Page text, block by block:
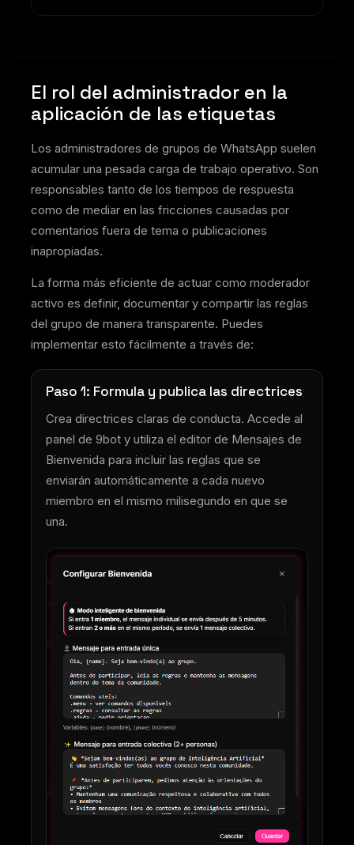
El rol del administrador en la
aplicación de las etiquetas
Los administradores de grupos de WhatsApp suelen
acumular una pesada carga de trabajo operativo. Son
responsables tanto de los tiempos de respuesta
como de mediar en las fricciones causadas por
comentarios fuera de tema o publicaciones
inapropiadas.
La forma más eficiente de actuar como moderador
activo es definir, documentar y compartir las reglas
del grupo de manera transparente. Puedes
implementar esto fácilmente a través de:
Paso 1: Formula y publica las directrices
Crea directrices claras de conducta. Accede al
panel de 9bot y utiliza el editor de Mensajes de
Bienvenida para incluir las reglas que se
enviarán automáticamente a cada nuevo
miembro en el mismo milisegundo en que se
una.